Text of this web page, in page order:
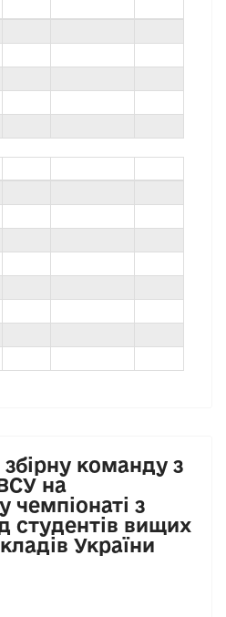
команду з
на
чемпіонаті з
студентів вищих
України